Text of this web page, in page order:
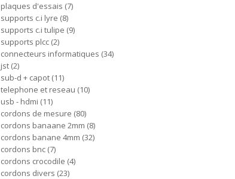
plaques d'essais 7
supports c.i lyre 8
supports c.i tulipe 9
supports plcc 2
connecteurs informatiques 34
jst 2
sub-d + capot 11
telephone et reseau 10
usb - hdmi 11
cordons de mesure 80
cordons banaane 2mm 8
cordons banane 4mm 32
cordons bnc 7
cordons crocodile 4
cordons divers 23